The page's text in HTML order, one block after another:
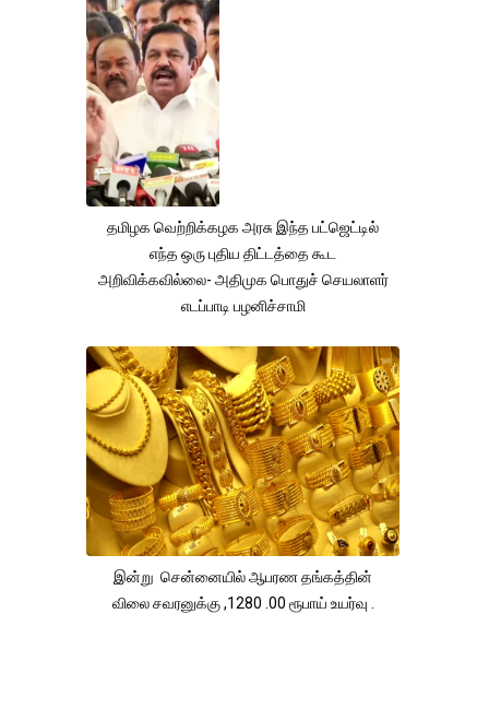
தமிழக வெற்றிக்கழக அரசு இந்த பட்ஜெட்டில்
எந்த ஒரு புதிய திட்டத்தை கூட
அறிவிக்கவில்லை- அதிமுக பொதுச் செயலாளர்
எடப்பாடி பழனிச்சாமி
இன்று சென்னையில் ஆபரண தங்கத்தின்
விலை சவரனுக்கு ,1280 .00 ரூபாய் உயர்வு .